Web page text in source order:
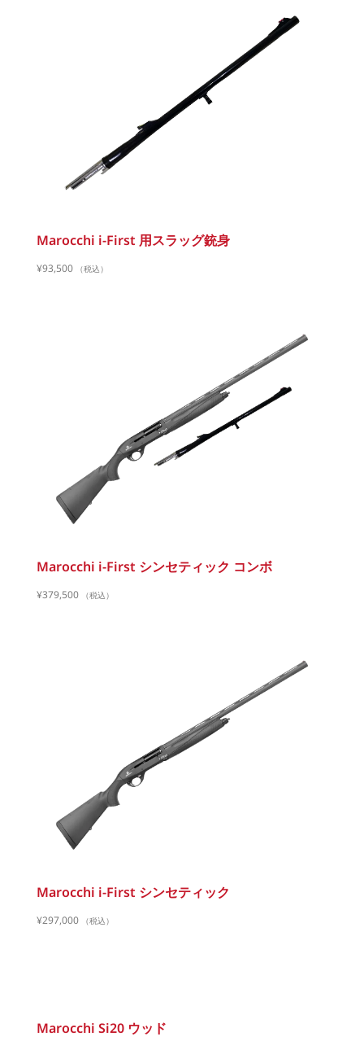
Marocchi i-First 用スラッグ銃身
¥93,500 （税込）
Marocchi i-First シンセティック コンボ
¥379,500 （税込）
Marocchi i-First シンセティック
¥297,000 （税込）
Marocchi Si20 ウッド